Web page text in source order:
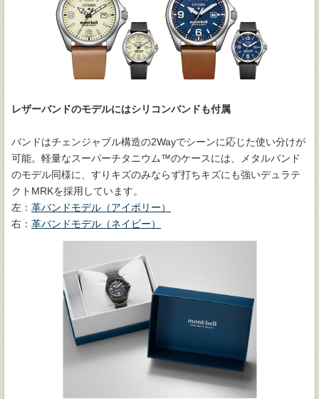
レザーバンドのモデルにはシリコンバンドも付属
バンドはチェンジャブル構造の2Wayでシーンに応じた使い分けが
可能。軽量なスーパーチタニウム™のケースには、メタルバンド
のモデル同様に、すりキズのみならず打ちキズにも強いデュラテ
クトMRKを採用しています。
左： 革バンドモデル（アイボリー）
右： 革バンドモデル（ネイビー）